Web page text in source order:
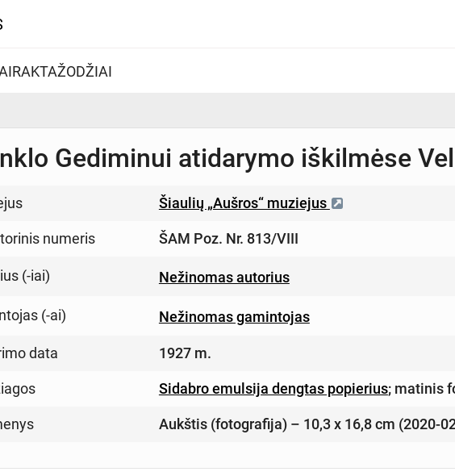
RAKTAŽODŽIAI
Gediminui atidarymo iškilmėse
Šiaulių „Aušros“ muziejus
numeris ŠAM Poz. Nr. 813/VIII
(-iai) Nežinomas autorius
(-ai) Nežinomas gamintojas
data 1927 m.
Sidabro emulsija dengtas popierius; matinis
Aukštis (fotografija) – 10,3 x 16,8 cm (2020-